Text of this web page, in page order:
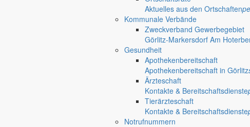
Aktuelles aus den Ortschaften
Kommunale Verbände
Zweckverband Gewerbegebiet
Görlitz-Markersdorf Am
Gesundheit
Apothekenbereitschaft
Apothekenbereitschaft in Görlitz
Ärzteschaft
Kontakte & Bereitschaftsdienste
Tierärzteschaft
Kontakte & Bereitschaftsdienste
Notrufnummern